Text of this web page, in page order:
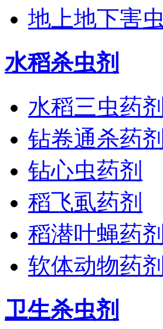
地上地下害虫
水稻杀虫剂
水稻三虫药剂
钻卷通杀药剂
钻心虫药剂
稻飞虱药剂
稻潜叶蝇药剂
软体动物药剂
卫生杀虫剂